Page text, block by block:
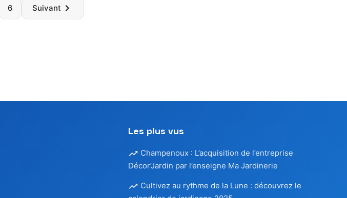
Pagination
6 Suivant
Les plus vus
Champenoux : L’acquisition de l’entreprise
Décor’Jardin par l’enseigne Ma Jardinerie
Cultivez au rythme de la Lune : découvrez le